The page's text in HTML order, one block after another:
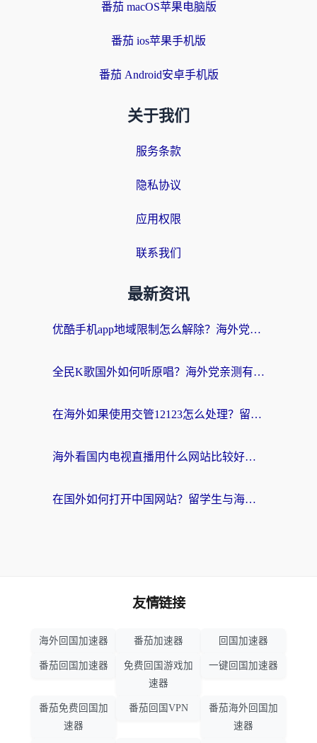
番茄 macOS苹果电脑版
番茄 ios苹果手机版
番茄 Android安卓手机版
关于我们
服务条款
隐私协议
应用权限
联系我们
最新资讯
优酷手机app地域限制怎么解除？海外党亲测有效的追剧方案
全民K歌国外如何听原唱？海外党亲测有效的回国加速器选择指南
在海外如果使用交管12123怎么处理？留学生亲测有效的回国加速方案
海外看国内电视直播用什么网站比较好？一篇解决你所有追剧难题的实用指南
在国外如何打开中国网站？留学生与海外华人的无缝访问指南
友情链接
海外回国加速器 番茄加速器 回国加速器
番茄回国加速器
免费回国游戏加
速器
一键回国加速器
番茄免费回国加
速器
番茄回国VPN
番茄海外回国加
速器